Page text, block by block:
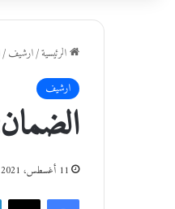
الرئيسية/ارشيف/
ارشيف
الضمان: (42) مهنة صُنّفت
11 أغسطس، 2021
فيسبوك